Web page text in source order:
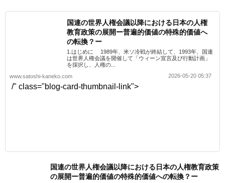
国連の世界人権会議以降における日本の人権
教育政策の展開ー普遍的価値の特殊的価値へ
の転換？ー
1.はじめに 1989年、米ソ冷戦が終結して、1993年、国連
は世界人権会議を開催して「ウィーン宣言及び行動計画」
を採択し、人権の...
www.satoshi-kaneko.com
2026-05-20 05:37
/" class="blog-card-thumbnail-link">
国連の世界人権会議以降における日本の人権教育政策
の展開ー普遍的価値の特殊的価値への転換？ー